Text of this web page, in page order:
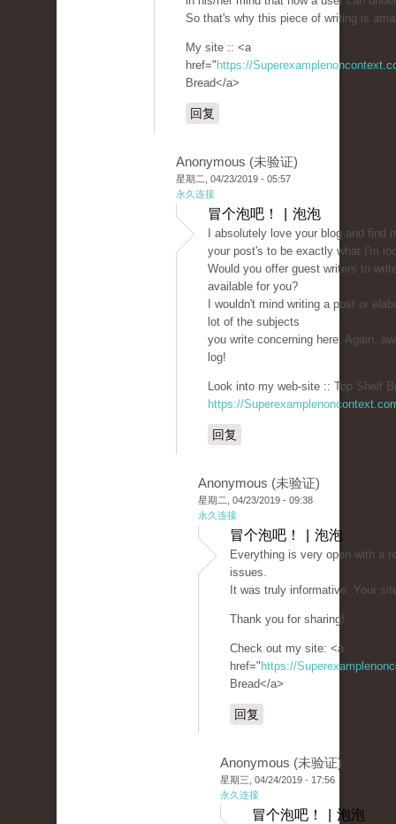
So that's why this piece of writing is
My site :: <a
href=" https://
Bread</a>
回复
Anonymous (未验证)
星期二, 04/23/2019 - 05:57
永久连接
冒个泡吧！ | 泡泡
I absolutely love your blog and find
your post's to be exactly what I'm
Would you offer guest writers to
available for you?
I wouldn't mind writing a post or
lot of the subjects
you write concerning here. Again,
log!
Look into my web-site :: Top Shelf
https://
回复
Anonymous (未验证)
星期二, 04/23/2019 - 09:38
永久连接
冒个泡吧！ | 泡泡
Everything is very open with a
issues.
It was truly informative. Your
Thank you for sharing!
Check out my site: <a
href=" https://
Bread</a>
回复
Anonymous (未验证)
星期三, 04/24/2019 - 17:56
永久连接
冒个泡吧！ | 泡泡